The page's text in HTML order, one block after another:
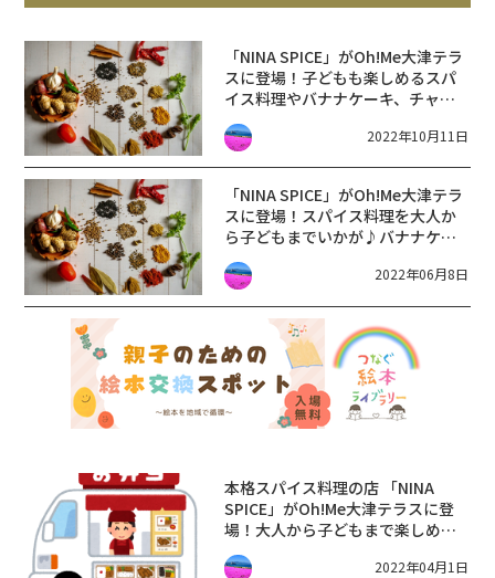
「NINA SPICE」がOh!Me大津テラ
スに登場！子どもも楽しめるスパ
イス料理やバナナケーキ、チャイ
も☆【10月19日・26日】
2022年10月11日
「NINA SPICE」がOh!Me大津テラ
スに登場！スパイス料理を大人か
ら子どもまでいかが♪バナナケー
キやチャイも☆【6月8日・22日・
29日】
2022年06月8日
本格スパイス料理の店 「NINA
SPICE」がOh!Me大津テラスに登
場！大人から子どもまで楽しめま
すよ♪【4月6日・13日・27日】
2022年04月1日